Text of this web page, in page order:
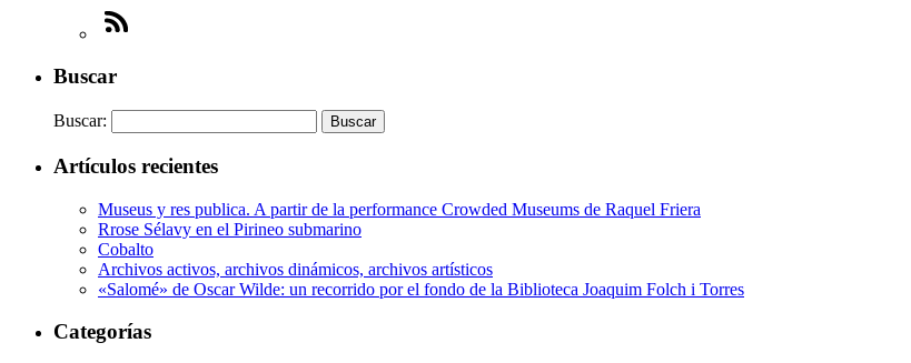
Buscar
Buscar:
Artículos recientes
Museus y res publica. A partir de la performance Crowded Museums de Raquel Friera
Rrose Sélavy en el Pirineo submarino
Cobalto
Archivos activos, archivos dinámicos, archivos artísticos
«Salomé» de Oscar Wilde: un recorrido por el fondo de la Biblioteca Joaquim Folch i Torres
Categorías